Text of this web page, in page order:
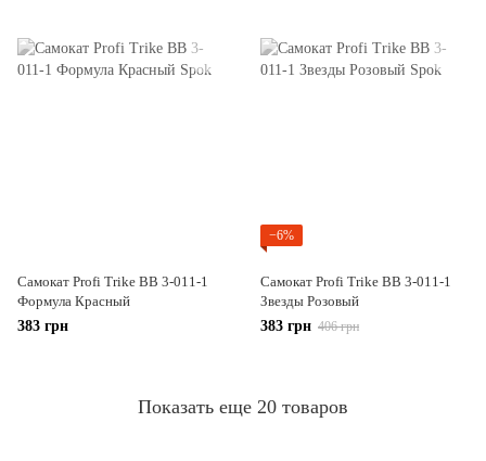
Самокат Profi Trike BB 3-011-1
Формула Красный
383 грн
−6%
Самокат Profi Trike BB 3-011-1
Звезды Розовый
383 грн 406 грн
Показать еще 20 товаров